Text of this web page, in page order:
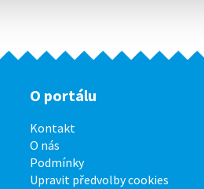
O portálu
Kontakt
O nás
Podmínky
Upravit předvolby cookies